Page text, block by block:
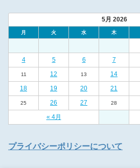
5月 2026
月 火 水 木
4
5 6 7
11 12 13 14
18
19 20 21
25 26 27 28
« 4月
プライバシーポリシーについて